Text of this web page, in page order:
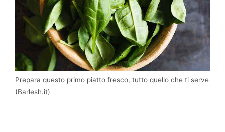
Prepara questo primo piatto fresco, tutto quello che ti serve
(Barlesh.it)